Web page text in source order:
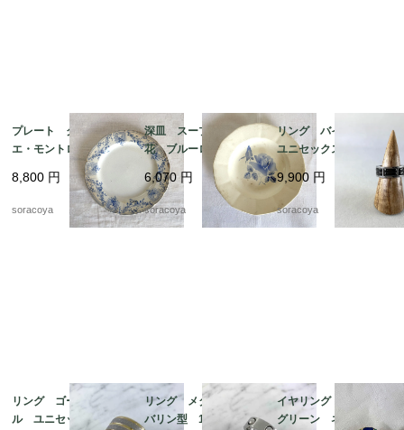
プレート クレイユ・
エ・モントロー 平皿 蔦
レリーフ デザート
19twm84-1
8,800 円
soracoya
深皿 スープ皿 青
花 ブルーローズ ス
テンシル柄 ディゴワ
ン サルグミンヌ 19t
wm70-3
6,070円
soracoya
リング バイカラー
ユニセックス メン
ズ 20号 スカーフリ
ングとしても 12aceh
20-5
9,900 円
soracoya
リング ゴールドメタ
ル ユニセックス メ
リング メタル タン
バリン型 18号 ファ
イヤリング 丸渦巻
グリーン ネイビー